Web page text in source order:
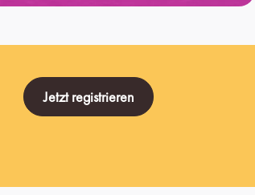
Jetzt registrieren